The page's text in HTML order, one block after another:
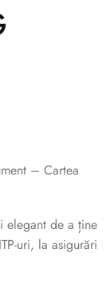
– Cartea
elegant de a ține
uri, la asigurări